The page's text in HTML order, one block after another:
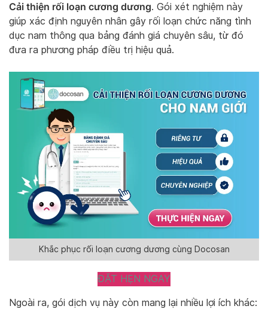
Cải thiện rối loạn cương dương. Gói xét nghiệm này
giúp xác định nguyên nhân gây rối loạn chức năng tình
dục nam thông qua bảng đánh giá chuyên sâu, từ đó
đưa ra phương pháp điều trị hiệu quả.
Khắc phục rối loạn cương dương cùng Docosan
ĐẶT HẸN NGAY
Ngoài ra, gói dịch vụ này còn mang lại nhiều lợi ích khác: